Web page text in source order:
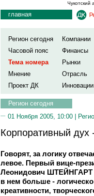
Чукотский
главная
Регион сегодня
Компании
Часовой пояс
Финансы
Тема номера
Рынки
Мнение
Отрасль
Проект ДК
Инновации
Регион сегодня
01 Ноября 2005, 10:00 |
Корпоративный дух
Говорят, за логику
левое. Первый вице-
Леонидович ШТЕЙНГАРТ
в нем больше -
креативности,